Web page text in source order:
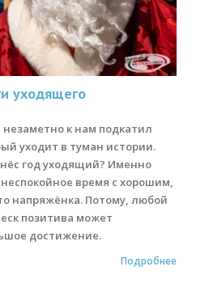
Контакты
уходящего
незаметно к нам подкатил
уходит в туман истории.
год уходящий? Именно
время с хорошим,
напряжёнка. Потому, любой
позитива может
достижение.
Подробнее